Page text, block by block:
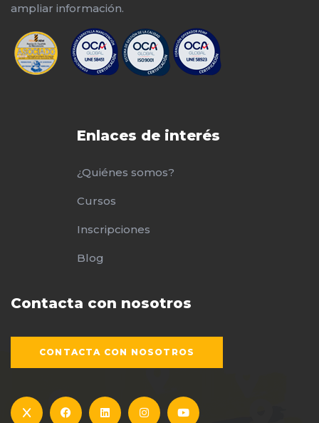
ampliar información.
Enlaces de interés
¿Quiénes somos?
Cursos
Inscripciones
Blog
Contacta con nosotros
CONTACTA CON NOSOTROS